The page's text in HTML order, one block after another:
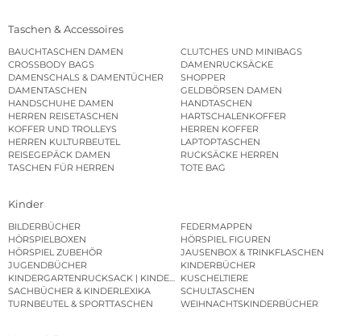
Taschen & Accessoires
BAUCHTASCHEN DAMEN
CLUTCHES UND MINIBAGS
CROSSBODY BAGS
DAMENRUCKSÄCKE
DAMENSCHALS & DAMENTÜCHER
SHOPPER
DAMENTASCHEN
GELDBÖRSEN DAMEN
HANDSCHUHE DAMEN
HANDTASCHEN
HERREN REISETASCHEN
HARTSCHALENKOFFER
KOFFER UND TROLLEYS
HERREN KOFFER
HERREN KULTURBEUTEL
LAPTOPTASCHEN
REISEGEPÄCK DAMEN
RUCKSÄCKE HERREN
TASCHEN FÜR HERREN
TOTE BAG
Kinder
BILDERBÜCHER
FEDERMAPPEN
HÖRSPIELBOXEN
HÖRSPIEL FIGUREN
HÖRSPIEL ZUBEHÖR
JAUSENBOX & TRINKFLASCHEN
JUGENDBÜCHER
KINDERBÜCHER
KINDERGARTENRUCKSACK | KINDERGARTENBEUTEL
KUSCHELTIERE
SACHBÜCHER & KINDERLEXIKA
SCHULTASCHEN
TURNBEUTEL & SPORTTASCHEN
WEIHNACHTSKINDERBÜCHER